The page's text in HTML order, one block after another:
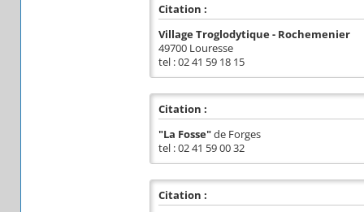
Citation :
Village Troglodytique - Rochemenier
49700 Louresse
tel : 02 41 59 18 15
Citation :
"La Fosse"de Forges
tel : 02 41 59 00 32
Citation :